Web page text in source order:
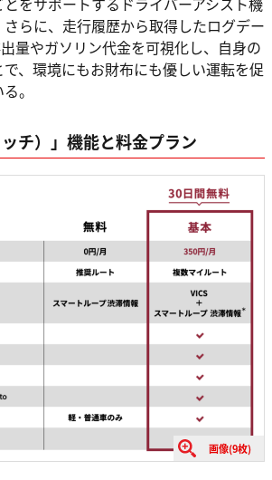
らに、走行履歴から取得したログデー
量やガソリン代金を可視化し、自身の
、環境にもお財布にも優しい運転を促
。
ッチ）」機能と料金プラン
画像(9枚)